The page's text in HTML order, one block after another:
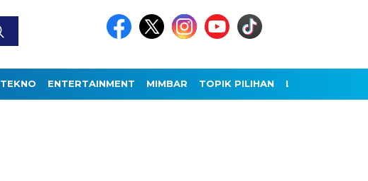
TEKNO ENTERTAINMENT MIMBAR TOPIK PILIHAN LAINNYA